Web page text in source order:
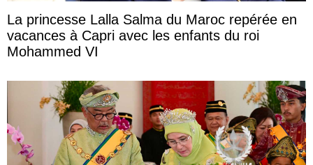
La princesse Lalla Salma du Maroc repérée en
vacances à Capri avec les enfants du roi
Mohammed VI